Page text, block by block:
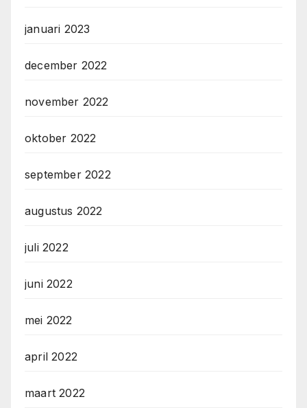
januari 2023
december 2022
november 2022
oktober 2022
september 2022
augustus 2022
juli 2022
juni 2022
mei 2022
april 2022
maart 2022